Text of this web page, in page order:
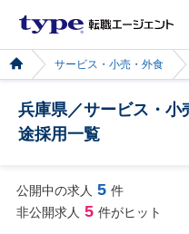
サービス・小売・外食
兵庫県／サービス・小
途採用一覧
公開中の求人 5 件
非公開求人 5 件がヒット